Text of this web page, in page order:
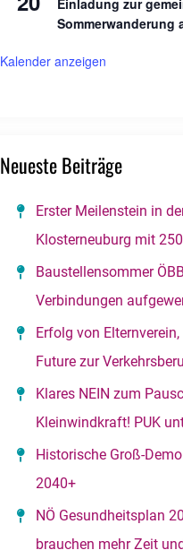
Sommerwanderung
Kalender anzeigen
Neueste Beiträge
Erster Meilenstein in
Klosterneuburg mit
Baustellensommer
Verbindungen
Erfolg von
Future zur
Klares NEIN zum
Kleinwindkraft! PUK
Historische Groß-
2040+
NÖ Gesundheitsplan
brauchen mehr Zeit